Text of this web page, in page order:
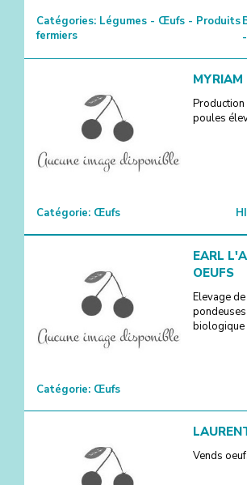
Catégories: Légumes - Œufs - Produits
fermiers
-
MYRIAM
poules
Catégorie: Œufs
EARL
OEUFS
Elevage
biologique
Catégorie: Œufs
Vends